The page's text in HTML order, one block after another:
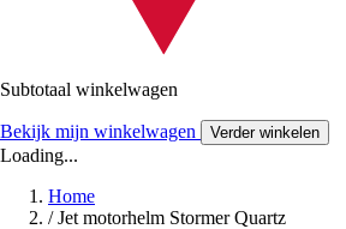
Subtotaal winkelwagen
Bekijk mijn winkelwagen Verder winkelen
Loading...
Home
/ Jet motorhelm Stormer Quartz